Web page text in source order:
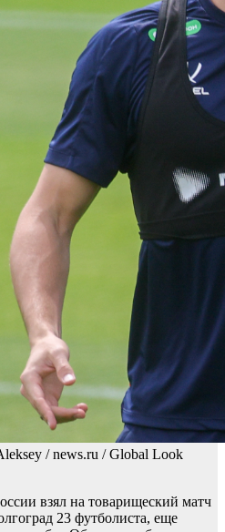
/ news.ru / Global Look
взял на товарищеский матч
23 футболиста, еще